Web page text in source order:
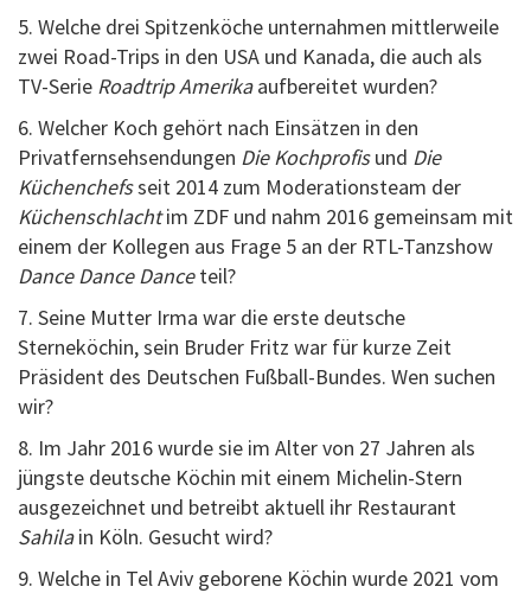
5. Welche drei Spitzenköche unternahmen mittlerweile
zwei Road-Trips in den USA und Kanada, die auch als
TV-Serie Roadtrip Amerikaaufbereitet wurden?
6. Welcher Koch gehört nach Einsätzen in den
Privatfernsehsendungen Die Kochprofisund Die
Küchenchefsseit 2014 zum Moderationsteam der
Küchenschlachtim ZDF und nahm 2016 gemeinsam mit
einem der Kollegen aus Frage 5 an der RTL-Tanzshow
Dance Dance Danceteil?
7. Seine Mutter Irma war die erste deutsche
Sterneköchin, sein Bruder Fritz war für kurze Zeit
Präsident des Deutschen Fußball-Bundes. Wen suchen
wir?
8. Im Jahr 2016 wurde sie im Alter von 27 Jahren als
jüngste deutsche Köchin mit einem Michelin-Stern
ausgezeichnet und betreibt aktuell ihr Restaurant
Sahilain Köln. Gesucht wird?
9. Welche in Tel Aviv geborene Köchin wurde 2021 vom